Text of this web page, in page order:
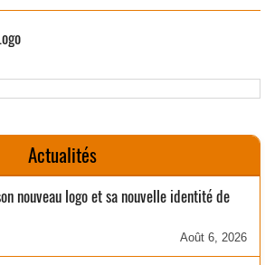
Actualités
nouveau logo et sa nouvelle identité de
Août 6, 2026